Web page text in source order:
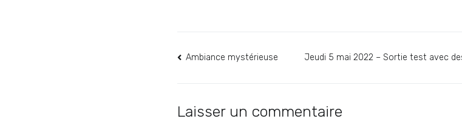
Navigation
l’article
Ambiance mystérieuse Jeudi 5 mai 2022 – Sortie test avec
Laisser un commentaire